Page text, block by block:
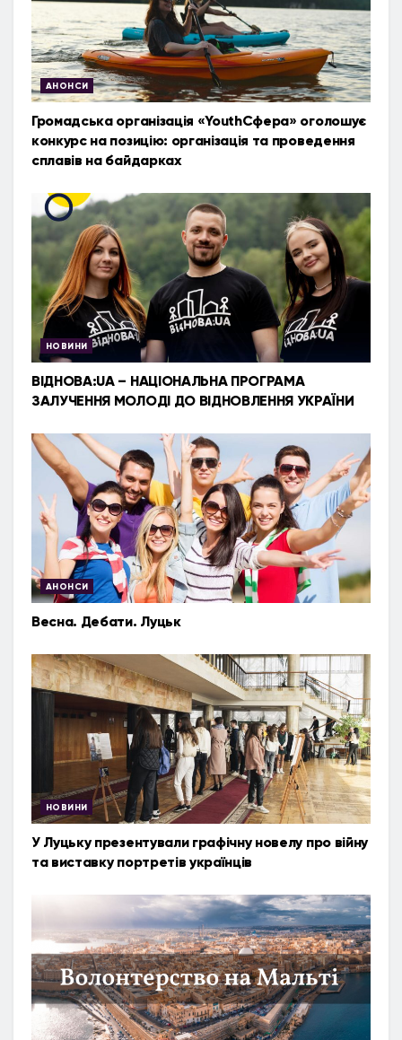
АНОНСИ
Громадська організація «YouthСфера» оголошує
конкурс на позицію: організація та проведення
сплавів на байдарках
НОВИНИ
ВІДНОВА:UA – НАЦІОНАЛЬНА ПРОГРАМА
ЗАЛУЧЕННЯ МОЛОДІ ДО ВІДНОВЛЕННЯ УКРАЇНИ
АНОНСИ
Весна. Дебати. Луцьк
НОВИНИ
У Луцьку презентували графічну новелу про війну
та виставку портретів українців